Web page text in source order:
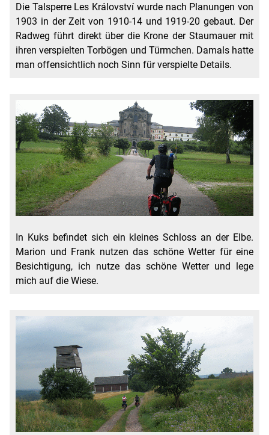
Die Talsperre Les Království wurde nach Planungen von
1903 in der Zeit von 1910-14 und 1919-20 gebaut. Der
Radweg führt direkt über die Krone der Staumauer mit
ihren verspielten Torbögen und Türmchen. Damals hatte
man offensichtlich noch Sinn für verspielte Details.
In Kuks befindet sich ein kleines Schloss an der Elbe.
Marion und Frank nutzen das schöne Wetter für eine
Besichtigung, ich nutze das schöne Wetter und lege
mich auf die Wiese.